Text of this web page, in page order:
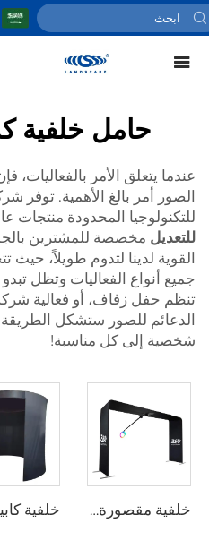
حامل خلفية
عندما يتعلق الأمر بالفعاليات،
الصور أمر بالغ الأهمية. توفر
للتكنولوجيا المحدودة منتجات
للتعديلمخصصة للمشترين
القوية لدينا لتدوم طويلاً، حيث
جميع أنواع الفعاليات وتظل
تنظم حفل زفاف، أو فعالية
الدعائم للصور ستشكل الطريقة
شخصية إلى كل مناسبة!
خلفية مقصورة البوث الفوتوغرافي الدوراني 360